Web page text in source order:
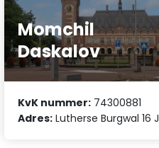
Momchil
Daskalov
KvK nummer: 74300881
Adres: Lutherse Burgwal 16 J